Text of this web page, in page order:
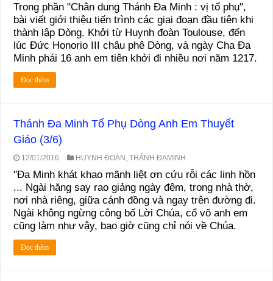
Trong phần "Chân dung Thánh Đa Minh : vị tổ phụ",
bài viết giới thiệu tiến trình các giai đoạn đầu tiên khi
thành lập Dòng. Khởi từ Huynh đoàn Toulouse, đến
lúc Đức Honorio III châu phê Dòng, và ngày Cha Đa
Minh phái 16 anh em tiên khởi đi nhiều nơi năm 1217.
Đọc thêm
Thánh Đa Minh Tổ Phụ Dòng Anh Em Thuyết
Giáo (3/6)
12/01/2016 HUYNH ĐOÀN ,THÁNH ĐAMINH
"Đa Minh khát khao mãnh liệt ơn cứu rỗi các linh hồn
... Ngài hăng say rao giảng ngày đêm, trong nhà thờ,
nơi nhà riêng, giữa cánh đồng và ngay trên đường đi.
Ngài không ngừng công bố Lời Chúa, cổ võ anh em
cũng làm như vậy, bao giờ cũng chỉ nói về Chúa.
Đọc thêm